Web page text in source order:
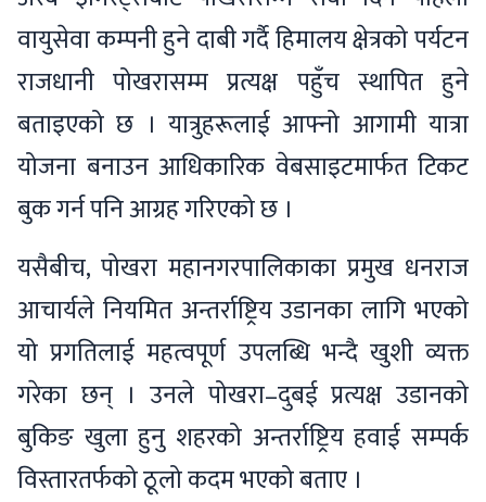
वायुसेवा कम्पनी हुने दाबी गर्दै हिमालय क्षेत्रको पर्यटन
राजधानी पोखरासम्म प्रत्यक्ष पहुँच स्थापित हुने
बताइएको छ । यात्रुहरूलाई आफ्नो आगामी यात्रा
योजना बनाउन आधिकारिक वेबसाइटमार्फत टिकट
बुक गर्न पनि आग्रह गरिएको छ ।
यसैबीच, पोखरा महानगरपालिकाका प्रमुख धनराज
आचार्यले नियमित अन्तर्राष्ट्रिय उडानका लागि भएको
यो प्रगतिलाई महत्वपूर्ण उपलब्धि भन्दै खुशी व्यक्त
गरेका छन् । उनले पोखरा–दुबई प्रत्यक्ष उडानको
बुकिङ खुला हुनु शहरको अन्तर्राष्ट्रिय हवाई सम्पर्क
विस्तारतर्फको ठूलो कदम भएको बताए ।